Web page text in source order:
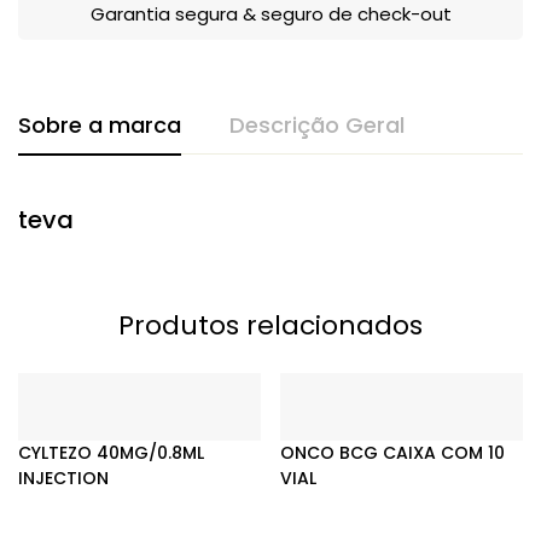
Garantia segura & seguro de check-out
Sobre a marca Descrição Geral
teva
Produtos relacionados
CYLTEZO 40MG/0.8ML
INJECTION
ONCO BCG CAIXA COM 10
VIAL